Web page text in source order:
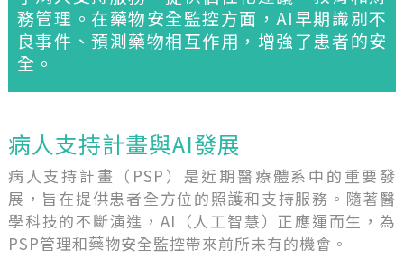
務管理。在藥物安全監控方面，AI早期識別不
良事件、預測藥物相互作用，增強了患者的安
全。
病人支持計畫與AI發展
病人支持計畫（PSP）是近期醫療體系中的重要發
展，旨在提供患者全方位的照護和支持服務。隨著醫
學科技的不斷演進，AI（人工智慧）正應運而生，為
PSP管理和藥物安全監控帶來前所未有的機會。